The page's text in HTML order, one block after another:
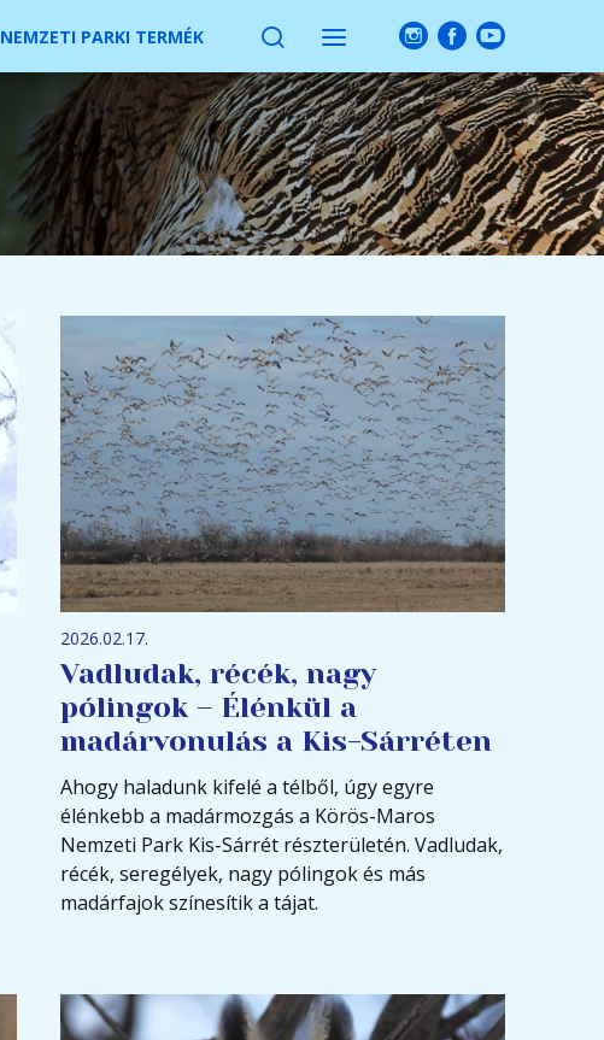
NEMZETI PARKI TERMÉK
2026.02.17.
Vadludak, récék, nagy
pólingok – Élénkül a
madárvonulás a Kis-Sárréten
Ahogy haladunk kifelé a télből, úgy egyre
élénkebb a madármozgás a Körös-Maros
Nemzeti Park Kis-Sárrét részterületén. Vadludak,
récék, seregélyek, nagy pólingok és más
madárfajok színesítik a tájat.